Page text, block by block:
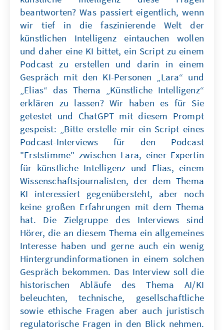
beantworten? Was passiert eigentlich, wenn
wir tief in die faszinierende Welt der
künstlichen Intelligenz eintauchen wollen
und daher eine KI bittet, ein Script zu einem
Podcast zu erstellen und darin in einem
Gespräch mit den KI-Personen „Lara“ und
„Elias“ das Thema „Künstliche Intelligenz“
erklären zu lassen? Wir haben es für Sie
getestet und ChatGPT mit diesem Prompt
gespeist: „Bitte erstelle mir ein Script eines
Podcast-Interviews für den Podcast
"Erststimme" zwischen Lara, einer Expertin
für künstliche Intelligenz und Elias, einem
Wissenschaftsjournalisten, der dem Thema
KI interessiert gegenübersteht, aber noch
keine großen Erfahrungen mit dem Thema
hat. Die Zielgruppe des Interviews sind
Hörer, die an diesem Thema ein allgemeines
Interesse haben und gerne auch ein wenig
Hintergrundinformationen in einem solchen
Gespräch bekommen. Das Interview soll die
historischen Abläufe des Thema AI/KI
beleuchten, technische, gesellschaftliche
sowie ethische Fragen aber auch juristisch
regulatorische Fragen in den Blick nehmen.